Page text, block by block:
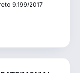
9.199/2017